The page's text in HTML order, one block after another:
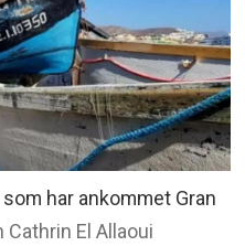
har ankommet Gran
Cathrin El Allaoui